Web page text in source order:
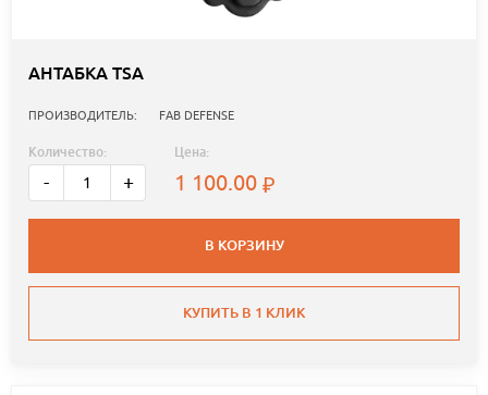
АНТАБКА TSA
ПРОИЗВОДИТЕЛЬ: FAB DEFENSE
Количество:
- +
Цена:
1 100.00
В КОРЗИНУ
КУПИТЬ В 1 КЛИК